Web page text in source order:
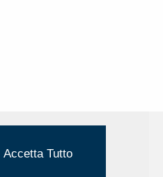
Accetta Tutto